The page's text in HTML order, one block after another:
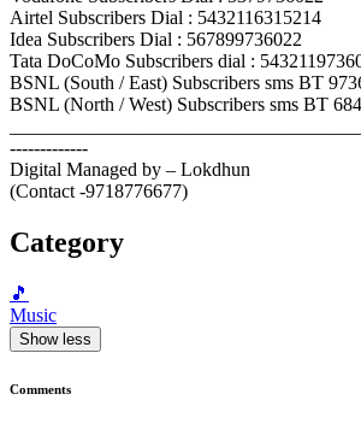
Airtel Subscribers Dial : 5432116315214
Idea Subscribers Dial : 567899736022
Tata DoCoMo Subscribers dial :
BSNL (South / East) Subscribers sms BT
BSNL (North / West) Subscribers sms BT
-------------
Digital Managed by – Lokdhun
(Contact -9718776677)
Category
🎵
Music
Show less
Comments